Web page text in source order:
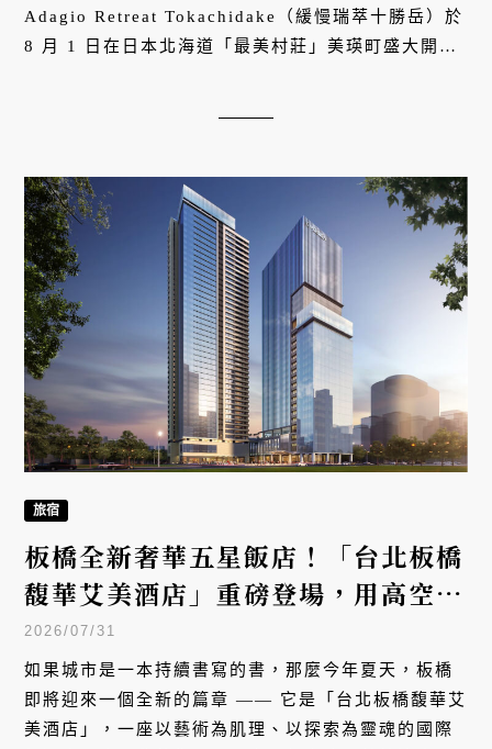
Adagio Retreat Tokachidake（緩慢瑞萃十勝岳）於
8 月 1 日在日本北海道「最美村莊」美瑛町盛大開
旅宿
板橋全新奢華五星飯店！「台北板橋
馥華艾美酒店」重磅登場，用高空景
觀與法式美學洗牌新北旅宿
2026/07/31
如果城市是一本持續書寫的書，那麼今年夏天，板橋
即將迎來一個全新的篇章 —— 它是「台北板橋馥華艾
美酒店」，一座以藝術為肌理、以探索為靈魂的國際